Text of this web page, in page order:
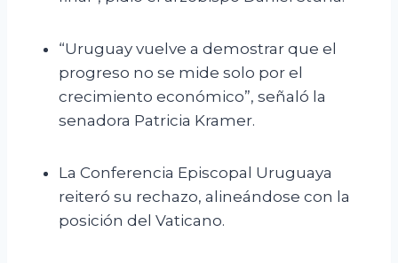
“Uruguay vuelve a demostrar que el
progreso no se mide solo por el
crecimiento económico”, señaló la
senadora Patricia Kramer.
La Conferencia Episcopal Uruguaya
reiteró su rechazo, alineándose con la
posición del Vaticano.